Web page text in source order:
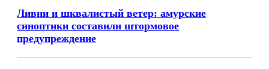
Ливни и шквалистый ветер: амурские
синоптики составили штормовое
предупреждение